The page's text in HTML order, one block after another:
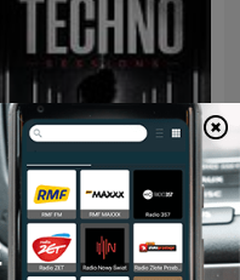
Afterwork Techno
Sessions – Techno
Podcast, Raw & Hypnotic
Techno Mixes